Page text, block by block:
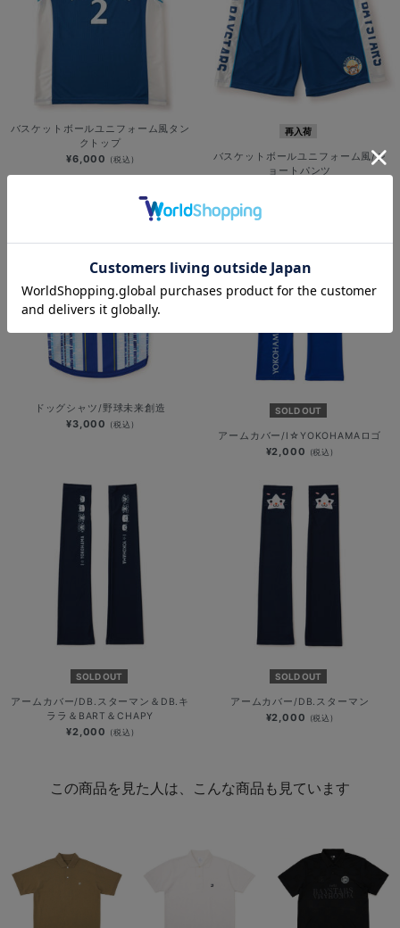
バスケットボールユニフォーム風タン
クトップ
¥6,000 (税込)
再入荷
バスケットボールユニフォーム風/シ
ョートパンツ
ドッグシャツ/野球未来創造
¥3,000 (税込)
SOLD OUT
アームカバー/I☆YOKOHAMAロゴ
¥2,000 (税込)
SOLD OUT
アームカバー/DB.スターマン＆DB.キ
ララ＆BART＆CHAPY
¥2,000 (税込)
SOLD OUT
アームカバー/DB.スターマン
¥2,000 (税込)
この商品を見た人は、こんな商品も見ています